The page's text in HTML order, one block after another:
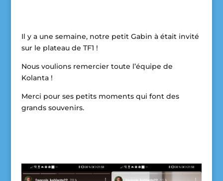
Il y a une semaine, notre petit Gabin à était invité
sur le plateau de TF1 !
Nous voulions remercier toute l’équipe de
Kolanta !
Merci pour ses petits moments qui font des
grands souvenirs.